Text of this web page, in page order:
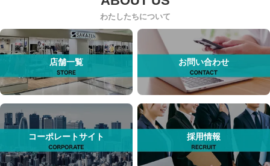
わたしたちについて
店舗一覧 お問い合わせ
コーポレートサイト 採用情報